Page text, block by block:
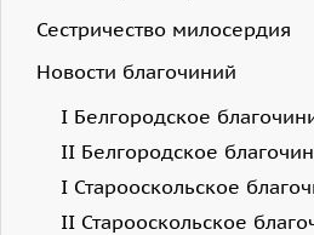
Сестричество милосердия
Новости благочиний
I Белгородское
II Белгородское
I Старооскольское
II Старооскольское